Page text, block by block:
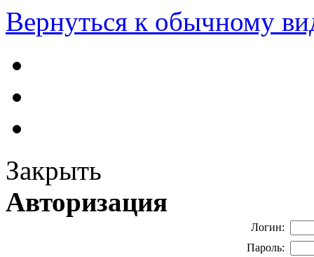
Вернуться к обычному
Закрыть
Авторизация
Логин:
Пароль: